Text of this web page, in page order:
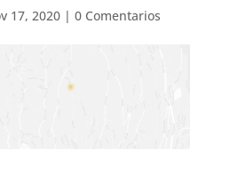
17, 2020| 0 Comentarios